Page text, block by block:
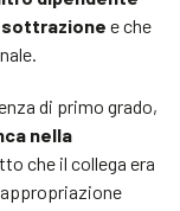
sottrazione e che
di primo grado,
nella
che il collega era